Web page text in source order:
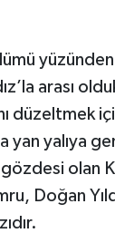
arası
düzeltmek
yan yalıya
olan
Doğan